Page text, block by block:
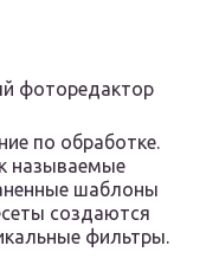
фоторедактор
по обработке.
называемые
шаблоны
создаются
фильтры.